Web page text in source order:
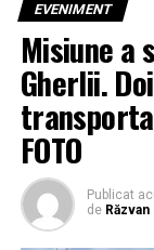
EVENIMENT
Misiune a
Gherlii.
FOTO
Publicat
de